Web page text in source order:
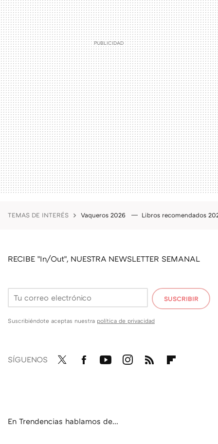
TEMAS DE INTERÉS Vaqueros 2026 Libros recomendados
RECIBE "In/Out", NUESTRA NEWSLETTER SEMANAL
SUSCRIBIR
Suscribiéndote aceptas nuestra política de privacidad
SÍGUENOS
En Trendencias hablamos de...